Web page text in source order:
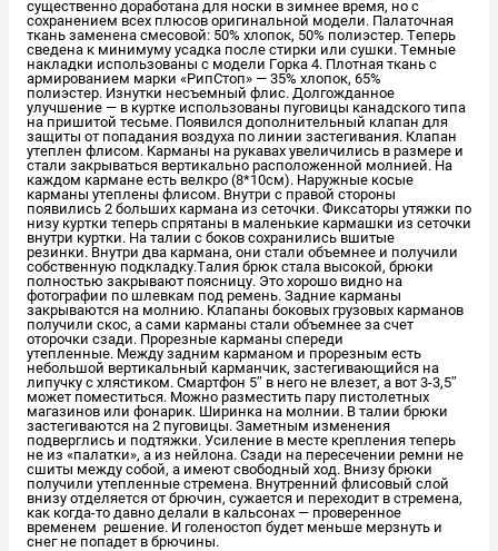
существенно доработана для носки в зимнее время, но с
сохранением всех плюсов оригинальной модели. Палаточная
ткань заменена смесовой: 50% хлопок, 50% полиэстер. Теперь
сведена к минимуму усадка после стирки или сушки. Темные
накладки использованы с модели Горка 4. Плотная ткань с
армированием марки «РипСтоп» — 35% хлопок, 65%
полиэстер. Изнутки несъемный флис. Долгожданное
улучшение — в куртке использованы пуговицы канадского типа
на пришитой тесьме. Появился дополнительный клапан для
защиты от попадания воздуха по линии застегивания. Клапан
утеплен флисом. Карманы на рукавах увеличились в размере и
стали закрываться вертикально расположенной молнией. На
каждом кармане есть велкро (8*10см). Наружные косые
карманы утеплены флисом. Внутри с правой стороны
появились 2 больших кармана из сеточки. Фиксаторы утяжки по
низу куртки теперь спрятаны в маленькие кармашки из сеточки
внутри куртки. На талии с боков сохранились вшитые
резинки. Внутри два кармана, они стали объемнее и получили
собственную подкладку.Талия брюк стала высокой, брюки
полностью закрывают поясницу. Это хорошо видно на
фотографии по шлевкам под ремень. Задние карманы
закрываются на молнию. Клапаны боковых грузовых карманов
получили скос, а сами карманы стали объемнее за счет
оторочки сзади. Прорезные карманы спереди
утепленные. Между задним карманом и прорезным есть
небольшой вертикальный карманчик, застегивающийся на
липучку с хлястиком. Смартфон 5″ в него не влезет, а вот 3-3,5″
может поместиться. Можно разместить пару пистолетных
магазинов или фонарик. Ширинка на молнии. В талии брюки
застегиваются на 2 пуговицы. Заметным изменения
подверглись и подтяжки. Усиление в месте крепления теперь
не из «палатки», а из нейлона. Сзади на пересечении ремни не
сшиты между собой, а имеют свободный ход. Внизу брюки
получили утепленные стремена. Внутренний флисовый слой
внизу отделяется от брючин, сужается и переходит в стремена,
как когда-то давно делали в кальсонах — проверенное
временем решение. И голеностоп будет меньше мерзнуть и
снег не попадет в брючины.